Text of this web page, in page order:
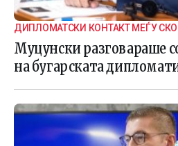
ДИПЛОМАТСКИ КОНТАКТ МЕЃУ
Муцунски разговараше
на бугарската